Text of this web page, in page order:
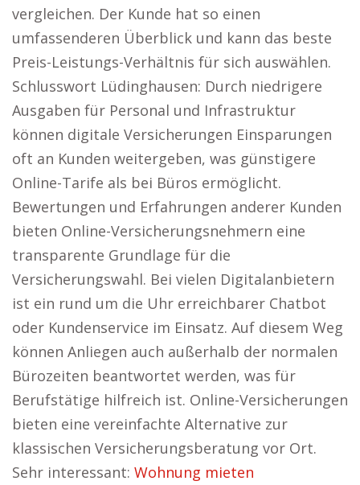
vergleichen. Der Kunde hat so einen
umfassenderen Überblick und kann das beste
Preis-Leistungs-Verhältnis für sich auswählen.
Schlusswort Lüdinghausen: Durch niedrigere
Ausgaben für Personal und Infrastruktur
können digitale Versicherungen Einsparungen
oft an Kunden weitergeben, was günstigere
Online-Tarife als bei Büros ermöglicht.
Bewertungen und Erfahrungen anderer Kunden
bieten Online-Versicherungsnehmern eine
transparente Grundlage für die
Versicherungswahl. Bei vielen Digitalanbietern
ist ein rund um die Uhr erreichbarer Chatbot
oder Kundenservice im Einsatz. Auf diesem Weg
können Anliegen auch außerhalb der normalen
Bürozeiten beantwortet werden, was für
Berufstätige hilfreich ist. Online-Versicherungen
bieten eine vereinfachte Alternative zur
klassischen Versicherungsberatung vor Ort.
Sehr interessant: Wohnung mieten